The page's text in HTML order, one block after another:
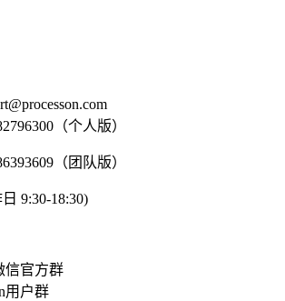
（个人版）
（团队版）
9:30-18:30)
用户群